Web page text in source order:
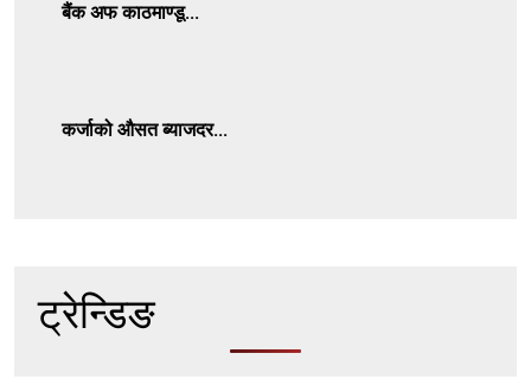
बैंक अफ काठमाण्डू...
कर्जाको औसत ब्याजदर...
ट्रेन्डिङ